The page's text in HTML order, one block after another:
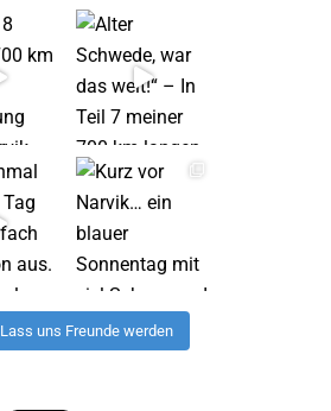
Lass uns Freunde werden